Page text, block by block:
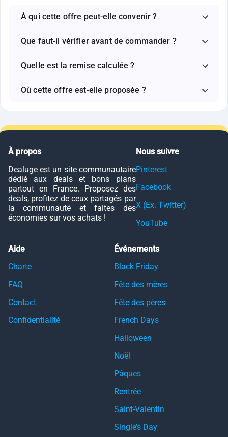
À qui cette offre peut-elle convenir ?
Que faut-il vérifier avant de commander ?
Quelle est la remise calculée ?
Où cette offre est-elle proposée ?
À propos
Dealuge est un site communautaire
dédié aux deals et bons plans
partout en France. Proposez des
deals, profitez de ceux partagés par
la communauté et faites des
économies sur vos achats !
Nous suivre
Pinterest
Facebook
X (Ex. Twitter)
YouTube
Aide
Charte
FAQ
Contact
Confidentialité
Événements
Black Friday
Fête des mères
Fête des pères
French Days
Halloween
Noël
Pâques
Rentrée
Saint-Valentin
Single’s Day